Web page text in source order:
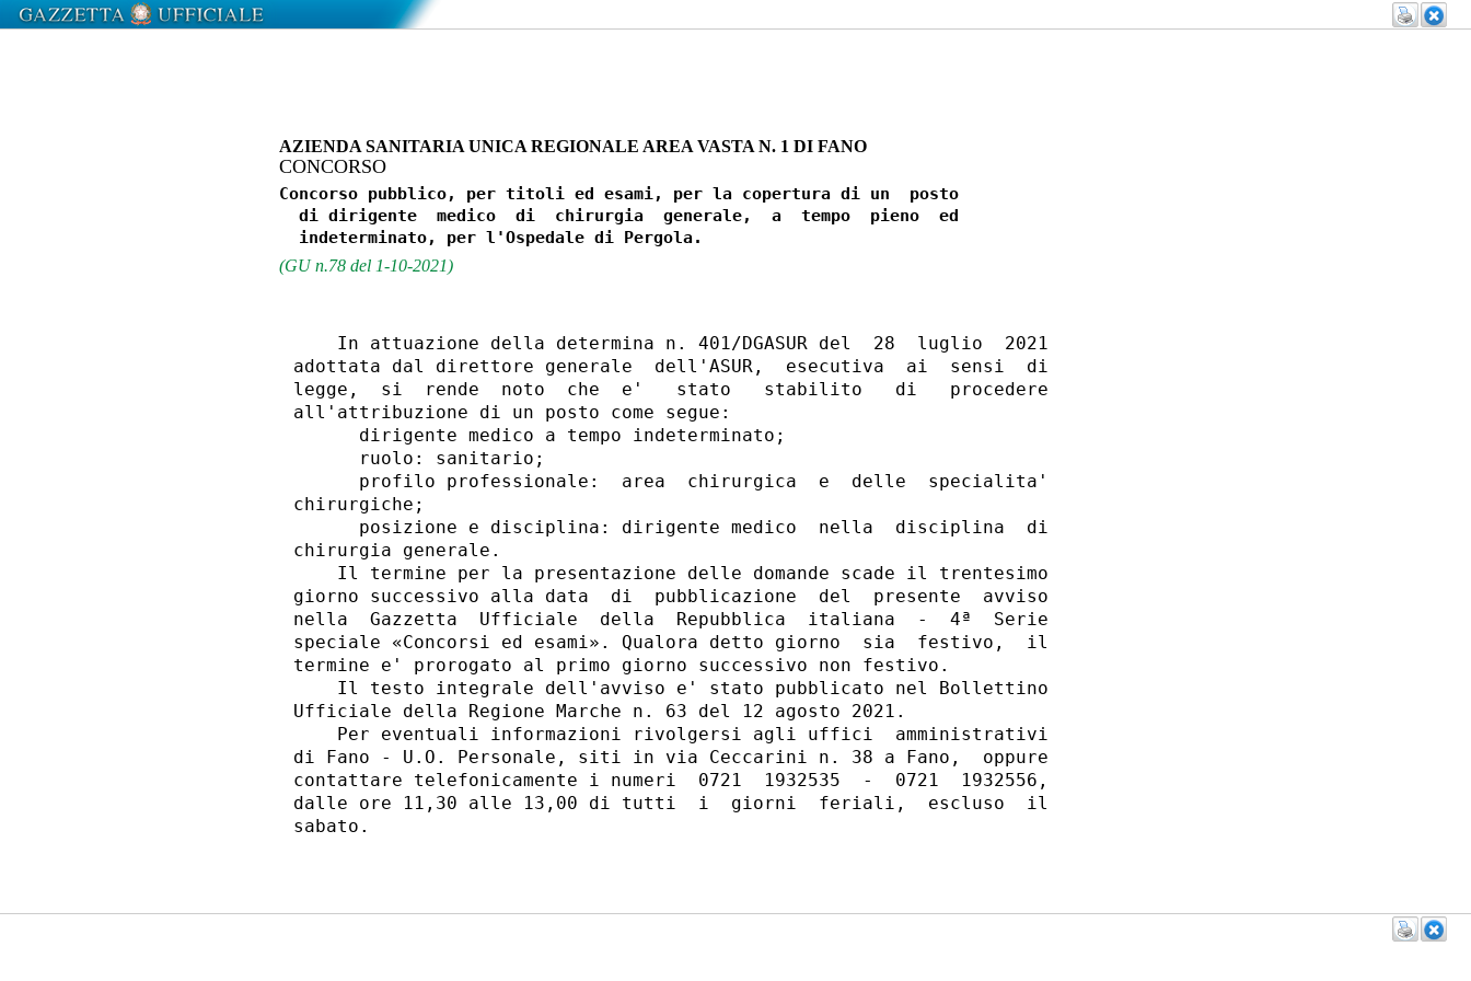
AZIENDA SANITARIA UNICA REGIONALE AREA VASTA N. 1 DI FANO
CONCORSO
Concorso pubblico, per titoli ed esami, per la copertura di un  posto
  di dirigente  medico  di  chirurgia  generale,  a  tempo  pieno  ed
(GU n.78 del 1-10-2021)
    In attuazione della determina n. 401/DGASUR del  28  luglio  2021
adottata dal direttore generale  dell'ASUR,  esecutiva  ai  sensi  di
legge,  si  rende  noto  che  e'   stato   stabilito   di   procedere
all'attribuzione di un posto come segue:
      dirigente medico a tempo indeterminato;
      ruolo: sanitario;
      profilo professionale:  area  chirurgica  e  delle  specialita'
chirurgiche;
      posizione e disciplina: dirigente medico  nella  disciplina  di
chirurgia generale.
    Il termine per la presentazione delle domande scade il trentesimo
giorno successivo alla data  di  pubblicazione  del  presente  avviso
nella  Gazzetta  Ufficiale  della  Repubblica  italiana  -  4ª  Serie
speciale «Concorsi ed esami». Qualora detto giorno  sia  festivo,  il
termine e' prorogato al primo giorno successivo non festivo.
    Il testo integrale dell'avviso e' stato pubblicato nel Bollettino
Ufficiale della Regione Marche n. 63 del 12 agosto 2021.
    Per eventuali informazioni rivolgersi agli uffici  amministrativi
di Fano - U.O. Personale, siti in via Ceccarini n. 38 a Fano,  oppure
contattare telefonicamente i numeri  0721  1932535  -  0721  1932556,
dalle ore 11,30 alle 13,00 di tutti  i  giorni  feriali,  escluso  il
sabato.